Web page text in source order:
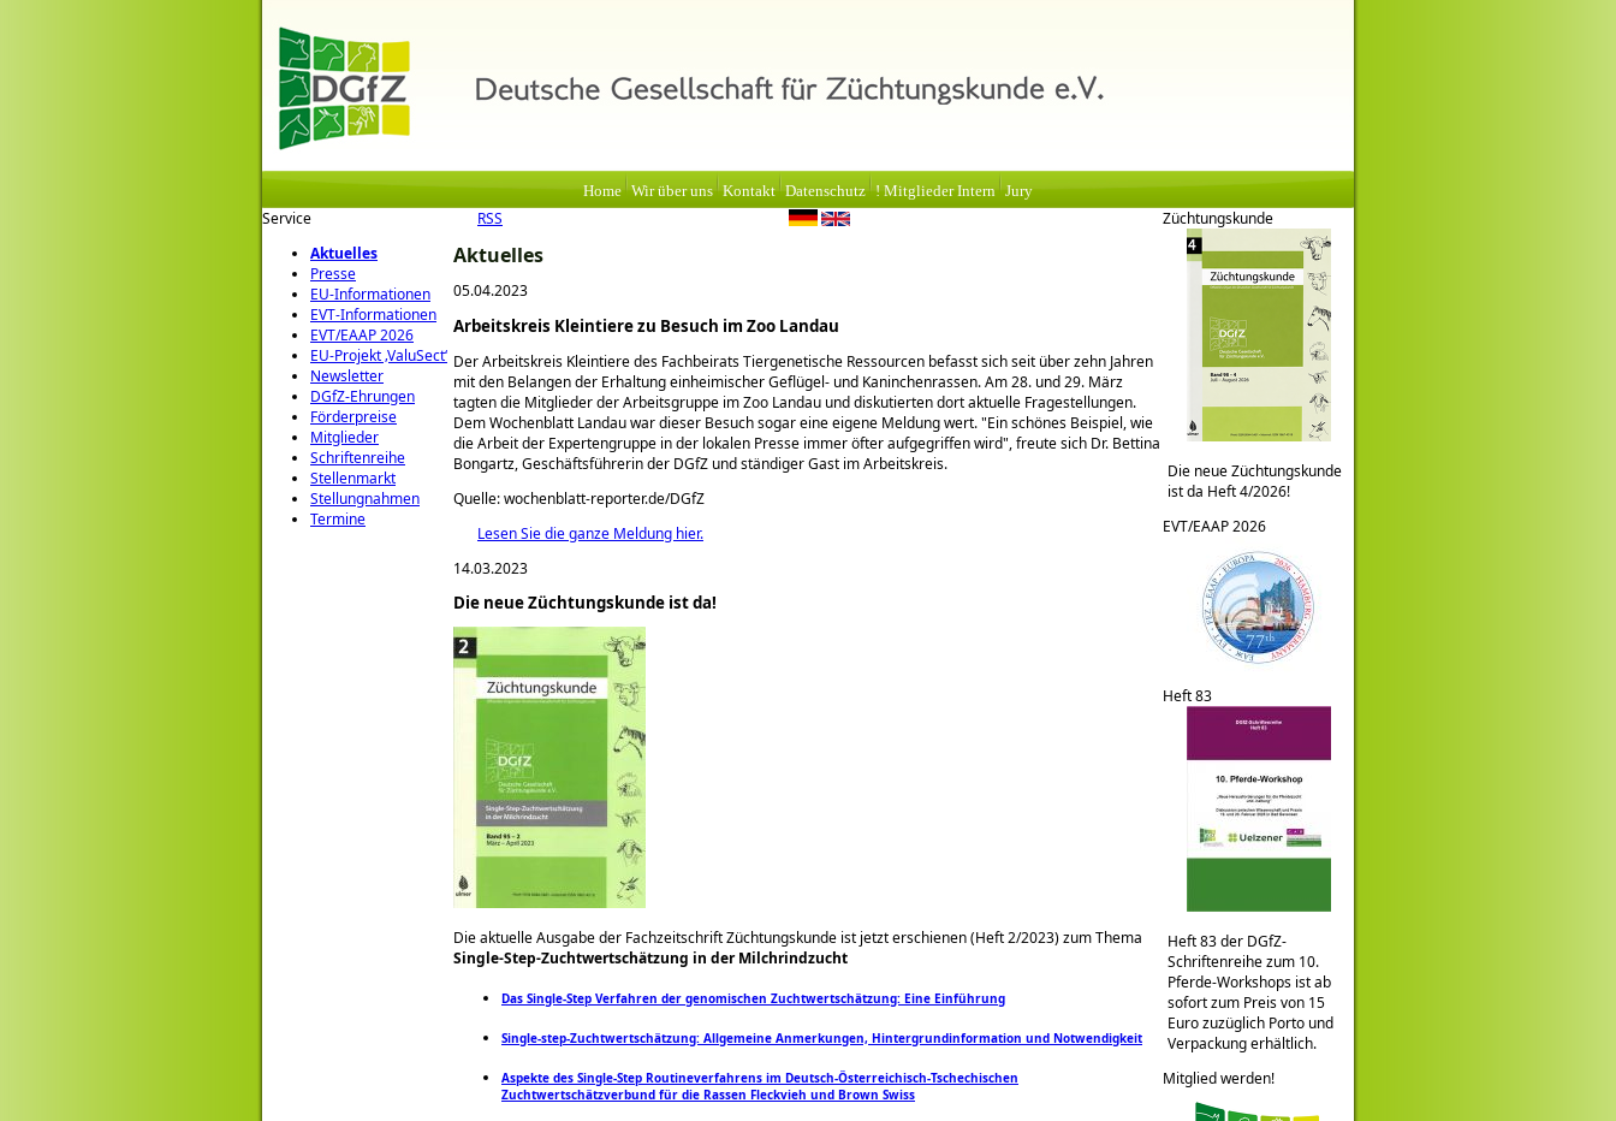
Home Wir über uns Kontakt Datenschutz ! Mitglieder Intern Jury
Service
Aktuelles
Presse
EU-Informationen
EVT-Informationen
EVT/EAAP 2026
EU-Projekt ‚ValuSect‘
Newsletter
DGfZ-Ehrungen
Förderpreise
Mitglieder
Schriftenreihe
Stellenmarkt
Stellungnahmen
Termine
RSS
Aktuelles
05.04.2023
Arbeitskreis Kleintiere zu Besuch im Zoo Landau
Der Arbeitskreis Kleintiere des Fachbeirats Tiergenetische Ressourcen befasst sich seit über zehn Jahren
mit den Belangen der Erhaltung einheimischer Geflügel- und Kaninchenrassen. Am 28. und 29. März
tagten die Mitglieder der Arbeitsgruppe im Zoo Landau und diskutierten dort aktuelle Fragestellungen.
Dem Wochenblatt Landau war dieser Besuch sogar eine eigene Meldung wert. Ein schönes Beispiel, wie
die Arbeit der Expertengruppe in der lokalen Presse immer öfter aufgegriffen wird , freute sich Dr. Bettina
Bongartz, Geschäftsführerin der DGfZ und ständiger Gast im Arbeitskreis.
Quelle: wochenblatt-reporter.de/DGfZ
Lesen Sie die ganze Meldung hier.
14.03.2023
Die neue Züchtungskunde ist da!
Die aktuelle Ausgabe der Fachzeitschrift Züchtungskunde ist jetzt erschienen (Heft 2/2023)zum Thema
Single-Step-Zuchtwertschätzung in der Milchrindzucht
Das Single-Step Verfahren der genomischen Zuchtwertschätzung: Eine Einführung
Single-step-Zuchtwertschätzung: Allgemeine Anmerkungen, Hintergrundinformation und Notwendigkeit
Aspekte des Single-Step Routineverfahrens im Deutsch-Österreichisch-Tschechischen
Zuchtwertschätzverbund für die Rassen Fleckvieh und Brown Swiss
Züchtungskunde
Die neue Züchtungskunde
ist da Heft 4/2026!
EVT/EAAP 2026
Heft 83
Heft 83 der DGfZ-
Schriftenreihe zum 10.
Pferde-Workshops ist ab
sofort zum Preis von 15
Euro zuzüglich Porto und
Verpackung erhältlich.
Mitglied werden!